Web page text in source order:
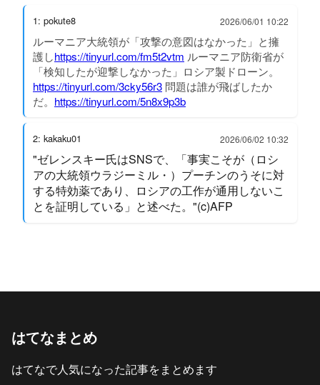
1: pokute8 2026/06/01 10:22
ルーマニア大統領が「攻撃の意図はなかった」と擁
護しhttps://tinyurl.com/fm5t2vtm ルーマニア防衛省が
「検知したが迎撃しなかった」ロシア製ドローン。
https://tinyurl.com/3cky56r3 問題は誰が飛ばしたか
だ。 https://tinyurl.com/5n8x9p3b
2: kakaku01 2026/06/02 10:32
"ゼレンスキー氏はSNSで、「事実こそが（ロシ
アの大統領ウラジーミル・）プーチンのうそに対
する特効薬であり、ロシアの工作が通用しないこ
とを証明している」と述べた。"(c)AFP
はてなまとめ
はてなで人気になった記事をまとめます